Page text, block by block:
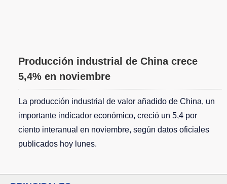
Producción industrial de China crece
5,4% en noviembre
La producción industrial de valor añadido de China, un
importante indicador económico, creció un 5,4 por
ciento interanual en noviembre, según datos oficiales
publicados hoy lunes.